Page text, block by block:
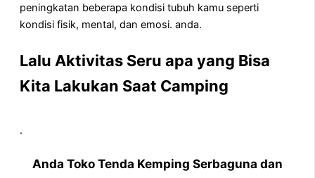
peningkatan beberapa kondisi tubuh kamu seperti
kondisi fisik, mental, dan emosi. anda.
Lalu Aktivitas Seru apa yang Bisa
Kita Lakukan Saat Camping
.
Anda Toko Tenda Kemping Serbaguna dan